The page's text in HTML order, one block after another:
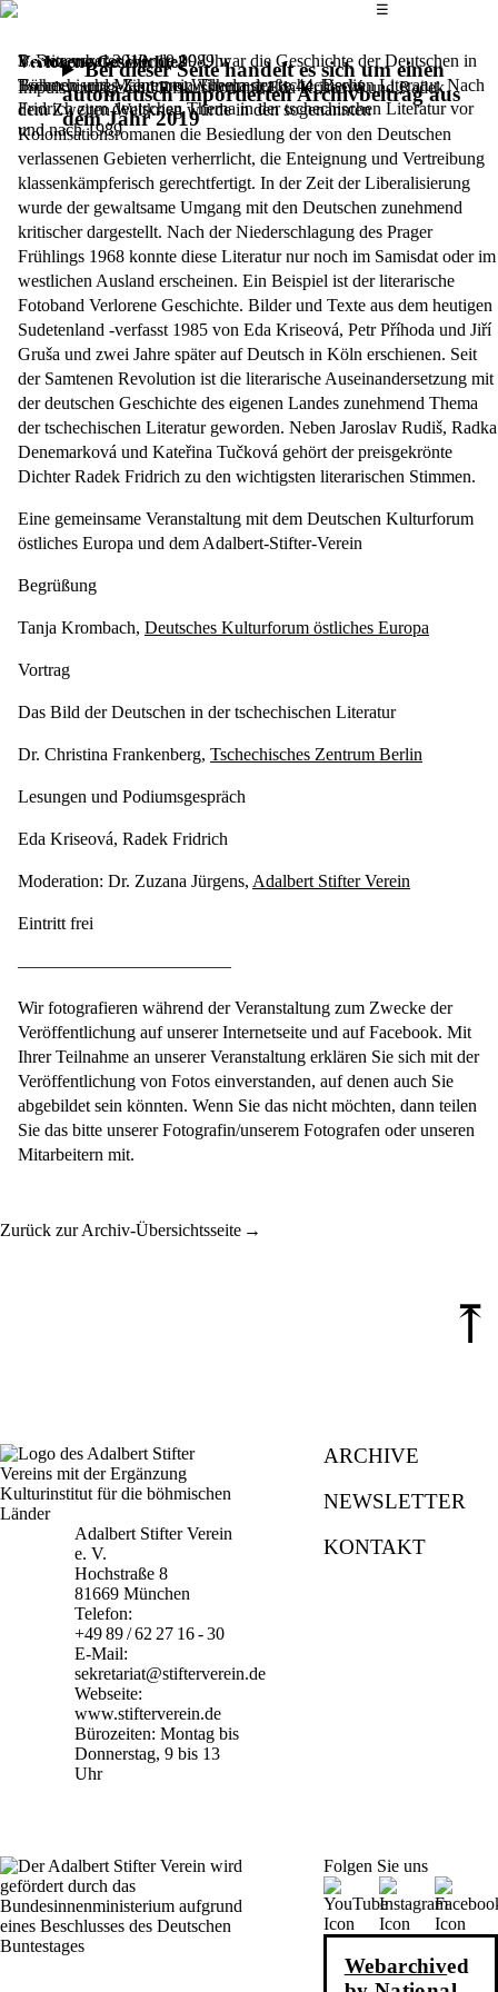
Das
☰
Bei dieser Seite handelt es sich um einen
automatisch importierten Archivbeitrag aus
dem Jahr 2019
Verlorene Geschichte?
Impulsvorträge und Diskussion mit Eda Kriseová und Radek
Fridrich zum deutschen Thema in der tschechischen Literatur vor
und nach 1989
Bereits vor der Wende 1989 war die Geschichte der Deutschen in
Böhmen und Mähren ein Thema der tschechischen Literatur. Nach
dem Zweiten Weltkrieg wurde in den sogenannten
Kolonisationsromanen die Besiedlung der von den Deutschen
verlassenen Gebieten verherrlicht, die Enteignung und Vertreibung
klassenkämpferisch gerechtfertigt. In der Zeit der Liberalisierung
wurde der gewaltsame Umgang mit den Deutschen zunehmend
kritischer dargestellt. Nach der Niederschlagung des Prager
Frühlings 1968 konnte diese Literatur nur noch im Samisdat oder im
westlichen Ausland erscheinen. Ein Beispiel ist der literarische
Fotoband Verlorene Geschichte. Bilder und Texte aus dem heutigen
Sudetenland -verfasst 1985 von Eda Kriseová, Petr Příhoda und Jiří
Gruša und zwei Jahre später auf Deutsch in Köln erschienen. Seit
der Samtenen Revolution ist die literarische Auseinandersetzung mit
der deutschen Geschichte des eigenen Landes zunehmend Thema
der tschechischen Literatur geworden. Neben Jaroslav Rudiš, Radka
Denemarková und Kateřina Tučková gehört der preisgekrönte
Dichter Radek Fridrich zu den wichtigsten literarischen Stimmen.
Eine gemeinsame Veranstaltung mit dem Deutschen Kulturforum
östliches Europa und dem Adalbert-Stifter-Verein
Begrüßung
Tanja Krombach, Deutsches Kulturforum östliches Europa
Vortrag
Das Bild der Deutschen in der tschechischen Literatur
Dr. Christina Frankenberg, Tschechisches Zentrum Berlin
Lesungen und Podiumsgespräch
Eda Kriseová, Radek Fridrich
Moderation: Dr. Zuzana Jürgens, Adalbert Stifter Verein
Eintritt frei
————————————
Wir fotografieren während der Veranstaltung zum Zwecke der
Veröffentlichung auf unserer Internetseite und auf Facebook. Mit
Ihrer Teilnahme an unserer Veranstaltung erklären Sie sich mit der
Veröffentlichung von Fotos einverstanden, auf denen auch Sie
abgebildet sein könnten. Wenn Sie das nicht möchten, dann teilen
Sie das bitte unserer Fotografin/unserem Fotografen oder unseren
Mitarbeitern mit.
3. Dezember 2019,19.00 Uhr
Tschechisches Zentrum, Wilhelmstraße 44, Berlin
Zurück zur Archiv-Übersichtsseite
⤒
Adalbert Stifter Verein
e. V.
Hochstraße 8
81669 München
Telefon:
+49 89 / 62 27 16 - 30
E-Mail:
sekretariat@stifterverein.de
Webseite:
www.stifterverein.de
Bürozeiten: Montag bis
Donnerstag, 9 bis 13
Uhr
ARCHIVE
NEWSLETTER
KONTAKT
Folgen Sie uns
Webarchived